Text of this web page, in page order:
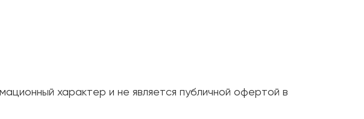
характер и не является публичной офертой в